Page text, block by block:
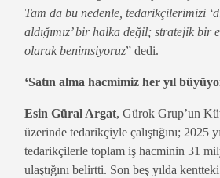
Tam da bu nedenle, tedarikçilerimizi
aldığımız’ bir halka değil; stratejik bir
olarak benimsiyoruz” dedi.
‘Satın alma hacmimiz her yıl
Esin Güral Argat, Gürok Grup’un
üzerinde tedarikçiyle çalıştığını; 2025
tedarikçilerle toplam iş hacminin 31
ulaştığını belirtti. Son beş yılda